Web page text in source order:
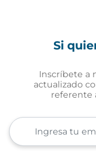
Si
Inscríbete a
actualizado
referente